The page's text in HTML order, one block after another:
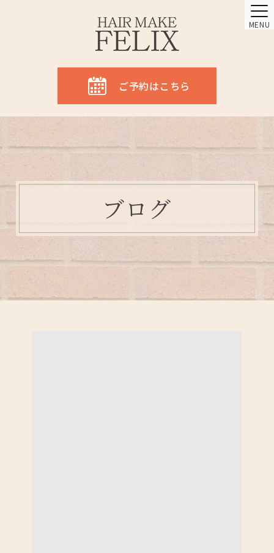
MENU
ご予約はこちら
ブログ